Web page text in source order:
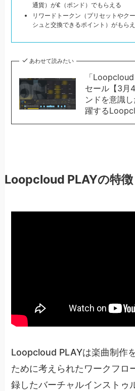
通貨）が£（ポンド）でもらえる
リワードトークン（プリセットやク
シュと交換できるポイント）がもら
あわせて読みたい
「
セール【3月
ンドを意識
躍する
Loopcloud PLAYの特
Loopcloud PLAYは楽曲制作
ために考えられたワークフロ
録したバーチャルインストゥ